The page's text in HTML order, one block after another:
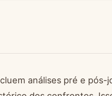
análises pré e